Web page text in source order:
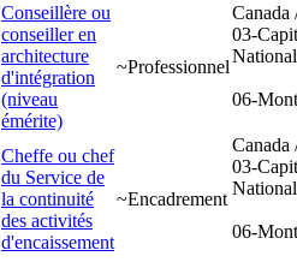
Conseillère ou
conseiller en
architecture
d'intégration
(niveau
émérite)
~Professionnel
Canada
03-
06-
Cheffe ou chef
du Service de
la continuité
des activités
d'encaissement
~Encadrement
Canada
03-
06-